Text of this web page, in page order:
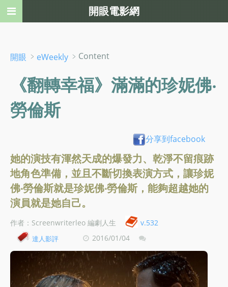
開眼 ﹥ eWeekly ﹥Content
《翻轉幸福》滿滿的珍妮佛‧
勞倫斯
分享到facebook
她的演技有渾然天成的爆發力、乾淨不留痕跡
地角色準備，並且不斷切換表演方式，讓珍妮
佛‧勞倫斯就是珍妮佛‧勞倫斯，能夠超越她的
演員就是她自己。
作者：Screenwriterleo 編劇人生 v.532
達人影評 2016/01/04
開眼電影網